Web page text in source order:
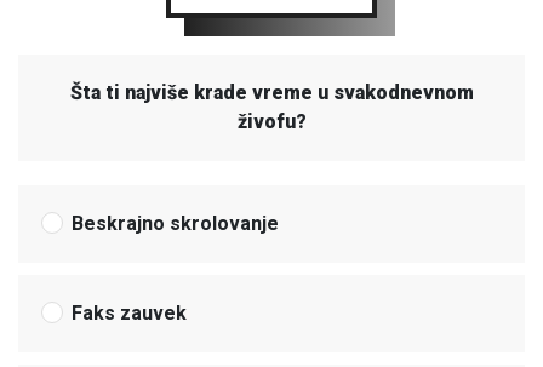
Šta ti najviše krade vreme u svakodnevnom
živofu?
Beskrajno skrolovanje
Faks zauvek